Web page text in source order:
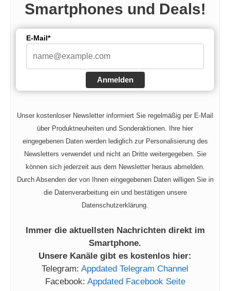
Smartphones und Deals!
E-Mail*
Anmelden
Unser kostenloser Newsletter informiert Sie regelmäßig per E-Mail
über Produktneuheiten und Sonderaktionen. Ihre hier
eingegebenen Daten werden lediglich zur Personalisierung des
Newsletters verwendet und nicht an Dritte weitergegeben. Sie
können sich jederzeit aus dem Newsletter heraus abmelden.
Durch Absenden der von Ihnen eingegebenen Daten willigen Sie in
die Datenverarbeitung ein und bestätigen unsere
Datenschutzerklärung.
Immer die aktuellsten Nachrichten direkt im
Smartphone.
Unsere Kanäle gibt es kostenlos hier:
Telegram: Appdated Telegram Channel
Facebook: Appdated Facebook Seite